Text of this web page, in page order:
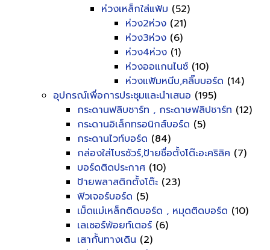
ห่วงเหล็กใส่แฟ้ม (52)
ห่วง2ห่วง (21)
ห่วง3ห่วง (6)
ห่วง4ห่วง (1)
ห่วงออแกนไนซ์ (10)
ห่วงแฟ้มหนีบ,คลิ๊บบอร์ด (14)
อุปกรณ์เพื่อการประชุมและนำเสนอ (195)
กระดานฟลิบชาร์ท , กระดาษฟลิปชาร์ท (12)
กระดานอิเล็กทรอนิกส์บอร์ด (5)
กระดานไวท์บอร์ด (84)
กล่องใส่โบรชัวร์,ป้ายชื่อตั้งโต๊ะอะคริลิค (7)
บอร์ดติดประกาศ (10)
ป้ายพลาสติกตั้งโต๊ะ (23)
ฟิวเจอร์บอร์ด (5)
เม็ดแม่เหล็กติดบอร์ด , หมุดติดบอร์ด (10)
เลเซอร์พ้อยท์เตอร์ (6)
เสากั้นทางเดิน (2)